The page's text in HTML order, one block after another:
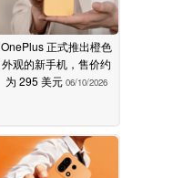
OnePlus 正式推出橙色
外观的新手机，售价约
为 295 美元 06/10/2026